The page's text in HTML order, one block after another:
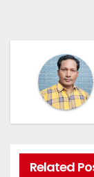
Related